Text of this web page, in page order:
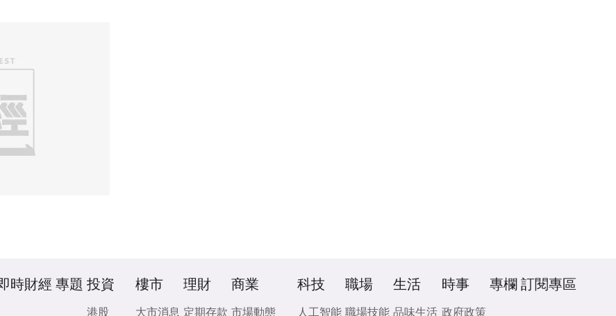
時財經 專題 投資
港股
樓市
大市消息
理財
定期存款
商業
市場動態
科技
人工智能
職場
職場技能
生活
品味生活
時事
政府政策
專欄 訂閱專區